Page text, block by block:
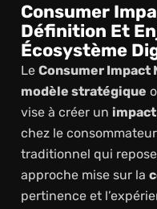
Consumer
Définition Et
Écosystème
Le Consumer Impact
modèle stratégique
vise à créer un
chez le
traditionnel qui
approche mise sur la
pertinence et